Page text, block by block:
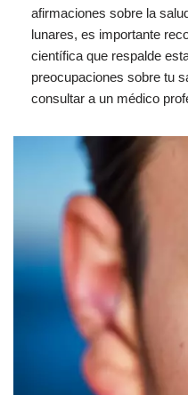
afirmaciones sobre la
lunares, es importante
científica que respalde
preocupaciones sobre tu
consultar a un médico